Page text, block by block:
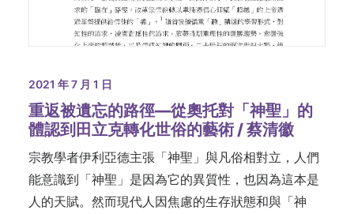
2021 年 7 月 1 日
重返被遺忘的路徑—從奧托對「神聖」的
體認到田立克轉化世俗的藝術 / 蔡清徽
宗教學者伊利亞德主張「神聖」與凡俗相對立，人們
能意識到「神聖」是因為它的異質性，也因為這本是
人的天賦。然而現代人因焦慮的生存狀態和與「神